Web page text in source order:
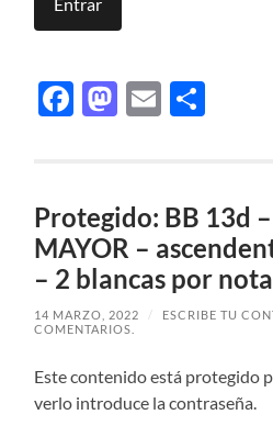
Facebook
Mastodon
Email
Protegido: BB 13d
MAYOR –
– 2 blancas por nota
14 MARZO, 2022 /
ESCRIBE TU
COMENTARIOS.
Este contenido está protegido
verlo introduce la contraseña.